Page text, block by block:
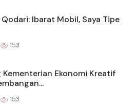
Qodari: Ibarat Mobil, Saya Tipe
153
Kementerian Ekonomi Kreatif
153